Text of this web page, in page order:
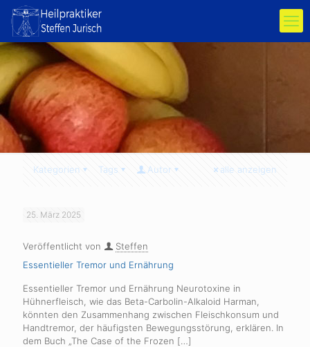
Kategorien Tags Autor alle anzeigen
25. März 2025
Veröffentlicht von
Steffen
Essentieller Tremor und Ernährung
Essentieller Tremor und Ernährung Neurotoxine in
Hühnerfleisch, wie das Beta-Carbolin-Alkaloid Harman,
könnten den Zusammenhang zwischen Fleischkonsum und
Handtremor, der häufigsten Bewegungsstörung, erklären. In
dem Buch „The Case of the Frozen […]